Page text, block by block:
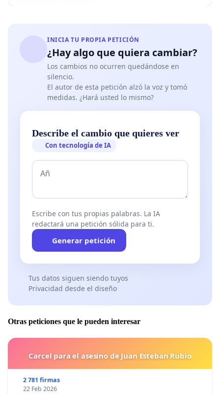
INICIA TU PROPIA PETICIÓN
¿Hay algo que quiera cambiar?
Los cambios no ocurren quedándose en
silencio.
El autor de esta petición alzó la voz y tomó
medidas. ¿Hará usted lo mismo?
Describe el cambio que quieres ver
Con tecnología de IA
Escribe con tus propias palabras. La IA
redactará una petición sólida para ti.
Generar petición
Tus datos siguen siendo tuyos
Privacidad desde el diseño
Otras peticiones que le pueden interesar
Carcel para el asesino de Juan Esteban Rubio
2 781 firmas
22 Feb 2026